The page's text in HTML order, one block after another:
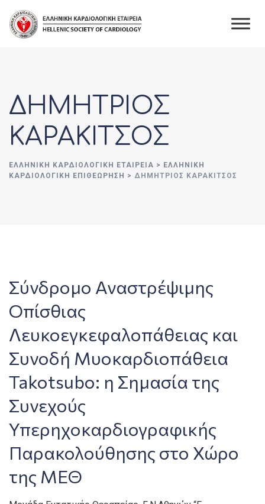
content
ΔΗΜΗΤΡΙΟΣ
ΚΑΡΑΚΙΤΣΟΣ
ΕΛΛΗΝΙΚΉ ΚΑΡΔΙΟΛΟΓΙΚΉ ΕΤΑΙΡΕΊΑ > ΕΛΛΗΝΙΚΗ
ΚΑΡΔΙΟΛΟΓΙΚΗ ΕΠΙΘΕΩΡΗΣΗ > ΔΗΜΗΤΡΙΟΣ ΚΑΡΑΚΙΤΣΟΣ
Σύνδρομο Αναστρέψιμης
Οπίσθιας
Λευκοεγκεφαλοπάθειας και
Συνοδή Μυοκαρδιοπάθεια
Takotsubo: η Σημασία της
Συνεχούς
Υπερηχοκαρδιογραφικής
Παρακολούθησης στο Χώρο
της ΜΕΘ